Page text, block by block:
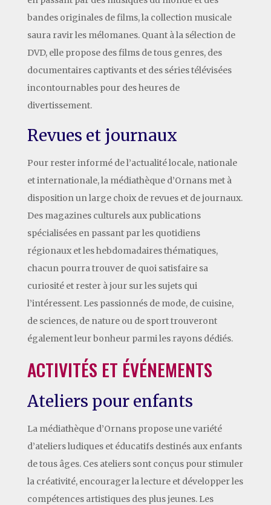
bandes originales de films, la collection musicale
saura ravir les mélomanes. Quant à la sélection de
DVD, elle propose des films de tous genres, des
documentaires captivants et des séries télévisées
incontournables pour des heures de
divertissement.
Revues et journaux
Pour rester informé de l’actualité locale, nationale
et internationale, la médiathèque d’Ornans met à
disposition un large choix de revues et de journaux.
Des magazines culturels aux publications
spécialisées en passant par les quotidiens
régionaux et les hebdomadaires thématiques,
chacun pourra trouver de quoi satisfaire sa
curiosité et rester à jour sur les sujets qui
l’intéressent. Les passionnés de mode, de cuisine,
de sciences, de nature ou de sport trouveront
également leur bonheur parmi les rayons dédiés.
ACTIVITÉS ET ÉVÉNEMENTS
Ateliers pour enfants
La médiathèque d’Ornans propose une variété
d’ateliers ludiques et éducatifs destinés aux enfants
de tous âges. Ces ateliers sont conçus pour stimuler
la créativité, encourager la lecture et développer les
compétences artistiques des plus jeunes. Les